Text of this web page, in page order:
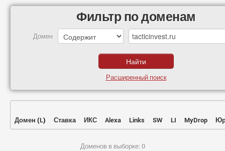
Фильтр по доменам
Домен
Расширенный поиск
Домен (L) Ставка ИКС Alexa Links SW LI MyDrop
Доменов в выборке: 0